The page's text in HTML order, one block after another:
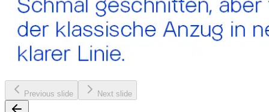
Previous slide Next slide